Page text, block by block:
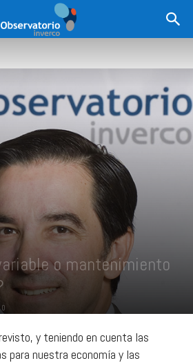
o mantenimiento
0
y teniendo en cuenta las
para nuestra economía y las